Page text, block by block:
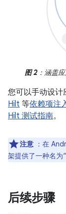
图 2 ：涵盖
您可以手动设计
Hilt 等依赖项注
Hilt 测试指南。
注意 ：在
架提供了一种名为
后续步骤